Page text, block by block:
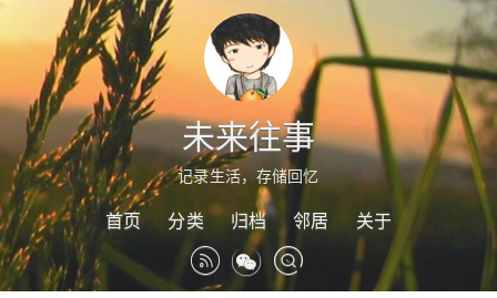
未来往事
记录生活，存储回忆
首页 分类 归档 邻居 关于